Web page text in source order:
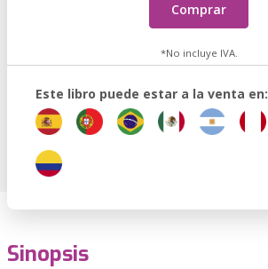
Comprar
*No incluye IVA.
Este libro puede estar a la venta en:
Sinopsis